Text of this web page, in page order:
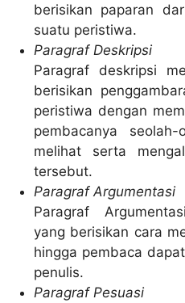
berisikan paparan
suatu peristiwa.
Paragraf Deskripsi
Paragraf deskripsi
berisikan
peristiwa dengan
pembacanya
melihat serta
tersebut.
Paragraf Argumentasi
Paragraf
yang berisikan cara
hingga pembaca
penulis.
Paragraf Pesuasi